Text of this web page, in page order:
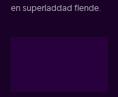
en superladdad fiende.